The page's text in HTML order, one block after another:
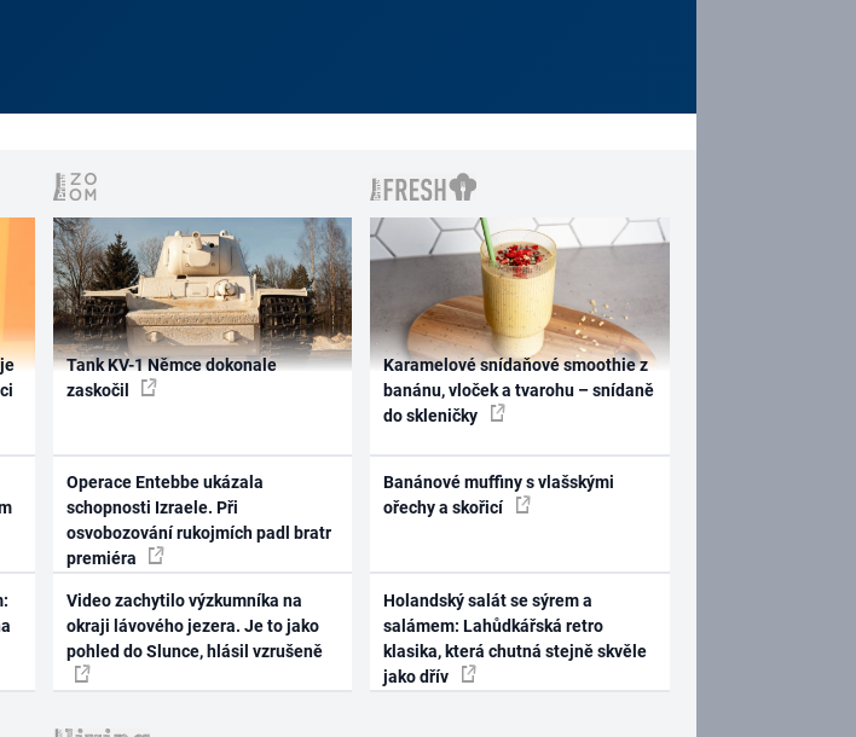
Tank KV-1 Němce dokonale
zaskočil
Operace Entebbe ukázala
schopnosti Izraele. Při
osvobozování rukojmích padl bratr
premiéra
Video zachytilo výzkumníka na
okraji lávového jezera. Je to jako
pohled do Slunce, hlásil vzrušeně
Karamelové snídaňové smoothie z
banánu, vloček a tvarohu – snídaně
do skleničky
Banánové muffiny s vlašskými
ořechy a skořicí
Holandský salát se sýrem a
salámem: Lahůdkářská retro
klasika, která chutná stejně skvěle
jako dřív